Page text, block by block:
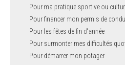
Pour ma pratique sportive ou
Pour financer mon permis de
Pour les fêtes de fin d'année
Pour surmonter mes difficultés
Pour démarrer mon potager